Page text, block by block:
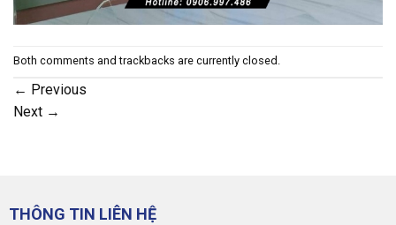
Both comments and trackbacks are currently closed.
← Previous
Next →
THÔNG TIN LIÊN HỆ